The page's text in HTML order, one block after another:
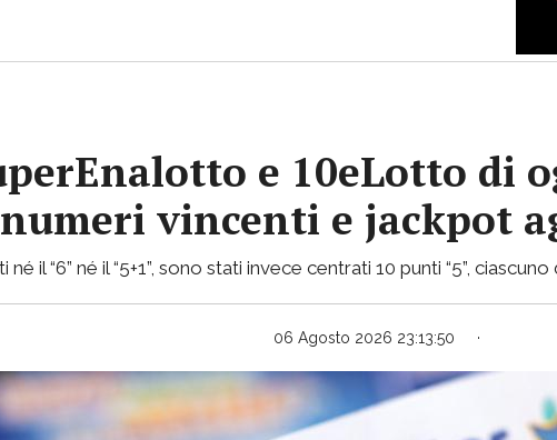
e 10eLotto di
vincenti e jackpot
il “6” né il “5+1”, sono stati invece centrati 10 punti “5”,
06 Agosto 2026 23:13:50